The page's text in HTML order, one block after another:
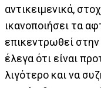
αντικειμενικά,
ικανοποιήσει τα
επικεντρωθεί στην
έλεγα ότι είναι
λιγότερο και να